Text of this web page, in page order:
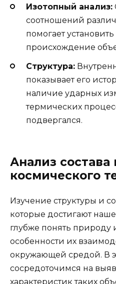
Изотопный анализ:
соотношений
помогает установить
происхождение
Структура:
показывает его
наличие ударных
термических
подвергался.
Анализ состава
космического
Изучение структуры и
которые достигают
глубже понять природу
особенности их
окружающей средой. В
сосредоточимся на
характеристик таких